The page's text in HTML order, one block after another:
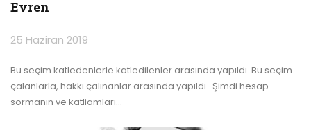
Evren
25 Haziran 2019
Bu seçim katledenlerle katledilenler arasında yapıldı. Bu seçim
çalanlarla, hakkı çalınanlar arasında yapıldı. Şimdi hesap
sormanın ve katliamları…